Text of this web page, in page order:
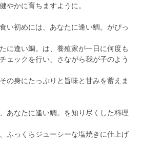
やかに育ちますように。
い初めには、あなたに逢い鯛。がぴっ
に逢い鯛。は、養殖家が一日に何度も
ェックを行い、さながら我が子のよう
の身にたっぷりと旨味と甘みを蓄えま
あなたに逢い鯛。を知り尽くした料理
ふっくらジューシーな塩焼きに仕上げ